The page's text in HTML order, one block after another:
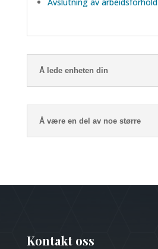
Å lede enheten din
Å være en del av noe større
Kontakt oss